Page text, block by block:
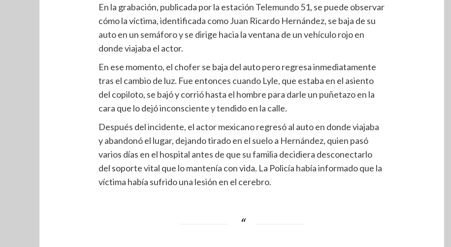
En la grabación, publicada por la estación Telemundo 51, se puede observar
cómo la víctima, identificada como Juan Ricardo Hernández, se baja de su
auto en un semáforo y se dirige hacia la ventana de un vehículo rojo en
donde viajaba el actor.
En ese momento, el chofer se baja del auto pero regresa inmediatamente
tras el cambio de luz. Fue entonces cuando Lyle, que estaba en el asiento
del copiloto, se bajó y corrió hasta el hombre para darle un puñetazo en la
cara que lo dejó inconsciente y tendido en la calle.
Después del incidente, el actor mexicano regresó al auto en donde viajaba
y abandonó el lugar, dejando tirado en el suelo a Hernández, quien pasó
varios días en el hospital antes de que su familia decidiera desconectarlo
del soporte vital que lo mantenía con vida. La Policía había informado que la
víctima había sufrido una lesión en el cerebro.